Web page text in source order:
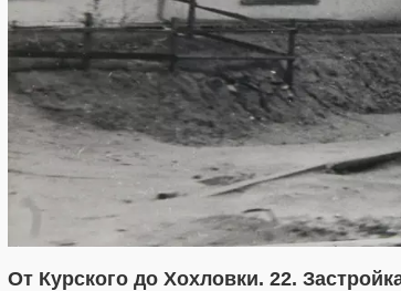
От Курского до Хохловки. 22.
1,407,361 29,248
319,882 8,28611,379 197 834 13